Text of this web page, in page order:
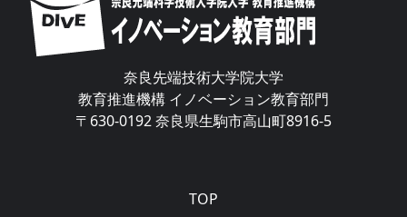
奈良先端技術大学院大学
教育推進機構 イノベーション教育部門
〒630-0192 奈良県生駒市高山町8916-5
TOP